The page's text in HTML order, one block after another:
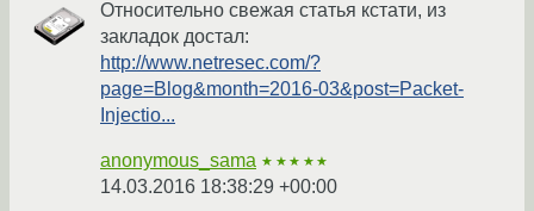
Относительно свежая статья кстати, из
закладок достал:
http://www.netresec.com/?
page=Blog&month=2016-03&post=Packet-
Injectio...
anonymous_sama ★★★★★
14.03.2016 18:38:29 +00:00